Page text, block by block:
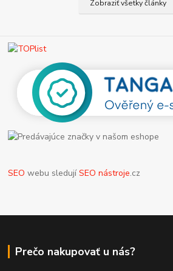
Zobraziť všetky články
SEO webu sledujíSEO nástroje.cz
Prečo nakupovať u nás?